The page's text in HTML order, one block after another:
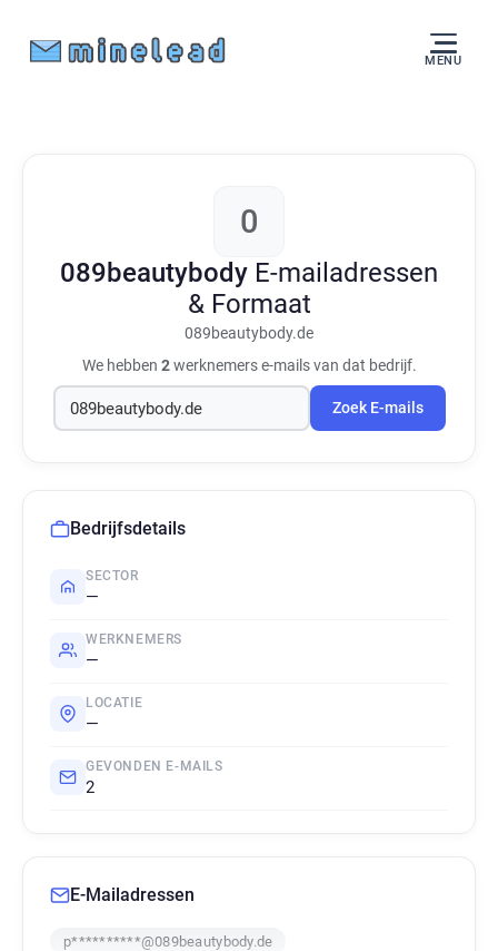
MENU
0
089beautybody E-mailadressen
& Formaat
089beautybody.de
We hebben 2werknemers e-mails van dat bedrijf.
Zoek E-mails
Bedrijfsdetails
SECTOR
—
WERKNEMERS
—
LOCATIE
—
GEVONDEN E-MAILS
2
E-Mailadressen
p**********@089beautybody.de